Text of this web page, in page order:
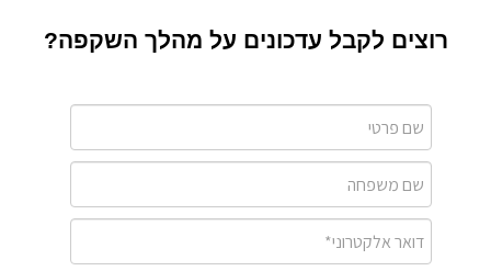
רוצים לקבל עדכונים על מהלך השקפה?